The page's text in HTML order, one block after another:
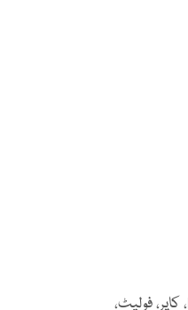
ایک آم سے جسم کو پروٹین، کاربوہائیڈریٹس، فائبر، قدرتی مٹھاس، وٹامن سی، وٹامن بی 6، وٹامن اے، وٹامن ای، وٹامن K، کاپر، فولیٹ،